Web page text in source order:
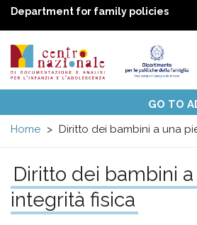
Department for family policies
Centro
nazionale
di
menuTopics
Activities
UN Convention
National ObservatoriesGO TO
Home
Diritto dei bambini a una
Diritto dei bambini
integrità fisica